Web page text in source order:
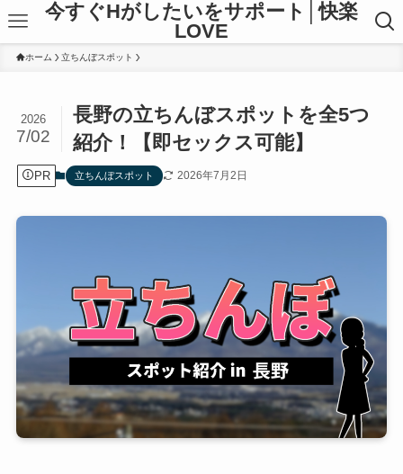
今すぐHがしたいをサポート│快楽
LOVE
ホーム 立ちんぼスポット
長野の立ちんぼスポットを全5つ
紹介！【即セックス可能】
2026
7/02
PR 立ちんぼスポット 2026年7月2日